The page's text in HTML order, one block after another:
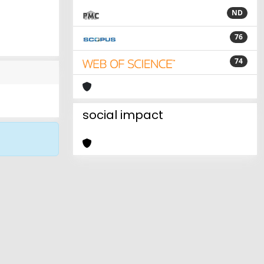
ND
76
74
social impact